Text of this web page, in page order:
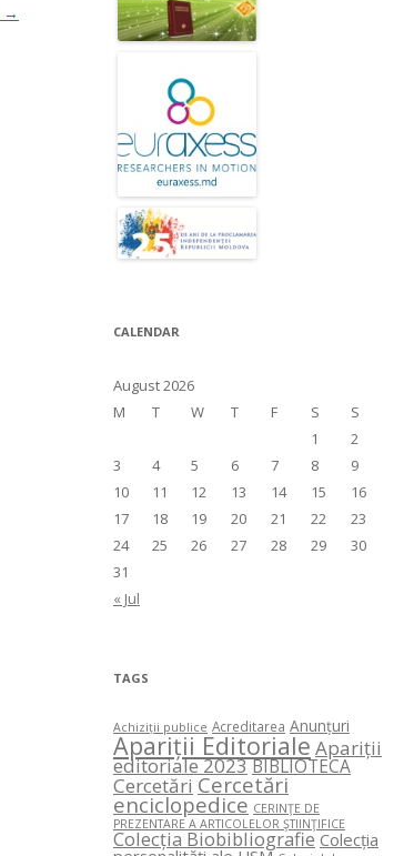
→
CALENDAR
August 2026
M
T W T F S S
« Jul
1
2
3
4 5 6 7 8
9
10
11 12 13 14 15
16
17
18 19 20 21 22
23
24
25 26 27 28 29
30
31
TAGS
Achiziții publice Acreditarea Anunțuri
Apariții Editoriale Apariții
editoriale 2023BIBLIOTECA
Cercetări Cercetări
enciclopedice CERINŢE DE
PREZENTARE A ARTICOLELOR ŞTIINŢIFICE
Colecția Biobibliografie Colecția